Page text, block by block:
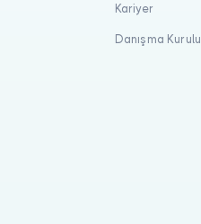
Kariyer
Danışma Kurulu